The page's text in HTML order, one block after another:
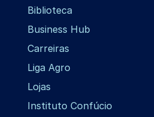
Biblioteca
Business Hub
Carreiras
Liga Agro
Lojas
Instituto Confúcio